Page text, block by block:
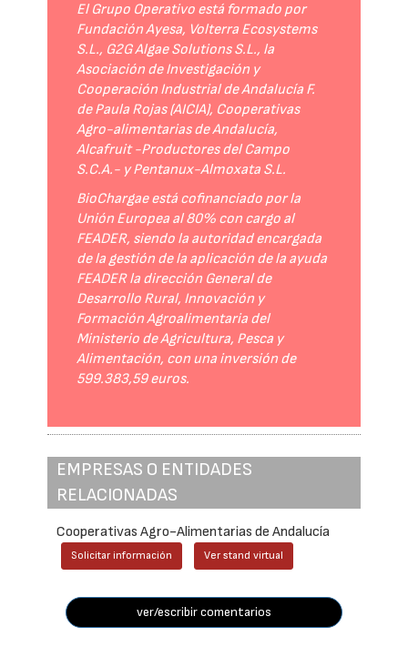
El Grupo Operativo está formado por
Fundación Ayesa, Volterra Ecosystems
S.L., G2G Algae Solutions S.L., la
Asociación de Investigación y
Cooperación Industrial de Andalucía F.
de Paula Rojas (AICIA), Cooperativas
Agro-alimentarias de Andalucía,
Alcafruit -Productores del Campo
S.C.A.- y Pentanux-Almoxata S.L.
BioChargae está cofinanciado por la
Unión Europea al 80% con cargo al
FEADER, siendo la autoridad encargada
de la gestión de la aplicación de la ayuda
FEADER la dirección General de
Desarrollo Rural, Innovación y
Formación Agroalimentaria del
Ministerio de Agricultura, Pesca y
Alimentación, con una inversión de
599.383,59 euros.
EMPRESAS O ENTIDADES
RELACIONADAS
Cooperativas Agro-Alimentarias de Andalucía
Solicitar información Ver stand virtual
ver/escribir comentarios